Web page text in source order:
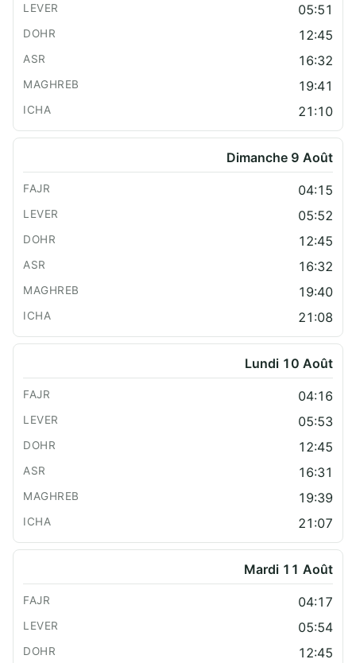
05:51
12:45
16:32
19:41
21:10
Dimanche 9 Août
04:15
05:52
12:45
16:32
19:40
21:08
Lundi 10 Août
04:16
05:53
12:45
16:31
19:39
21:07
Mardi 11 Août
04:17
05:54
12:45